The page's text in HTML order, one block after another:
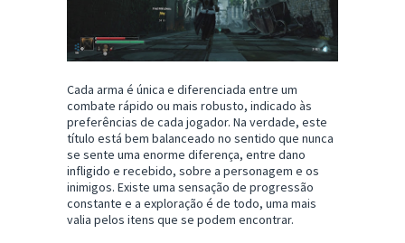
Cada arma é única e diferenciada entre um
combate rápido ou mais robusto, indicado às
preferências de cada jogador. Na verdade, este
título está bem balanceado no sentido que nunca
se sente uma enorme diferença, entre dano
infligido e recebido, sobre a personagem e os
inimigos. Existe uma sensação de progressão
constante e a exploração é de todo, uma mais
valia pelos itens que se podem encontrar.